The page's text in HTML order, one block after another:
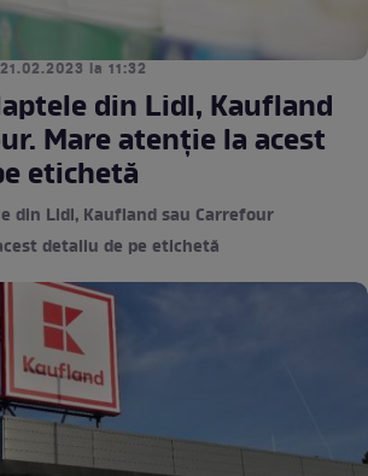
la 11:32
din Lidl, Kaufland
Mare atenție la acest
etichetă
din Lidl, Kaufland sau Carrefour
detaliu de pe etichetă